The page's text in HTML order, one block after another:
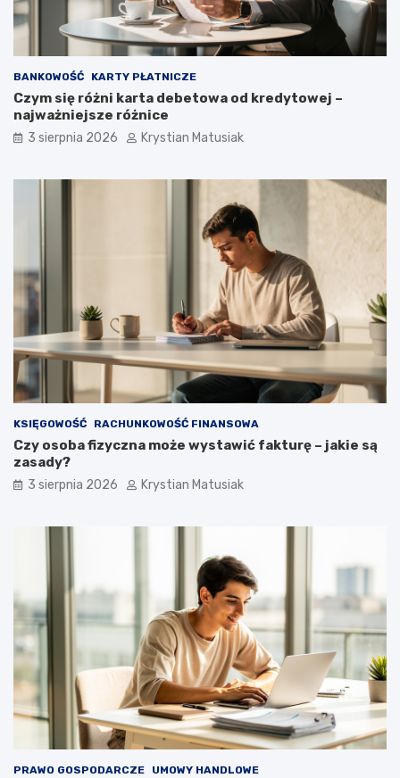
BANKOWOŚĆ KARTY PŁATNICZE
Czym się różni karta debetowa od kredytowej –
najważniejsze różnice
3 sierpnia 2026 Krystian Matusiak
KSIĘGOWOŚĆ RACHUNKOWOŚĆ FINANSOWA
Czy osoba fizyczna może wystawić fakturę – jakie są
zasady?
3 sierpnia 2026 Krystian Matusiak
PRAWO GOSPODARCZE UMOWY HANDLOWE